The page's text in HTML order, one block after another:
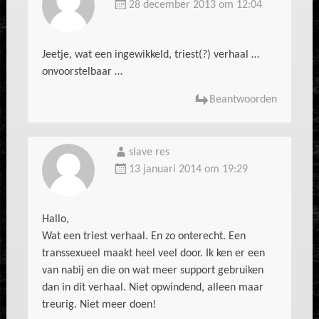
28 december 2013 om 12:04
Jeetje, wat een ingewikkeld, triest(?) verhaal …
onvoorstelbaar …
Beantwoorden
slave res
13 januari 2014 om 19:29
Hallo,
Wat een triest verhaal. En zo onterecht. Een
transsexueel maakt heel veel door. Ik ken er een
van nabij en die on wat meer support gebruiken
dan in dit verhaal. Niet opwindend, alleen maar
treurig. Niet meer doen!